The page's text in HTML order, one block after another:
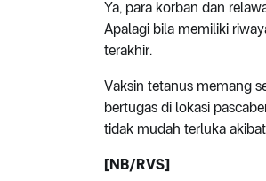
Ya, para korban dan
Apalagi bila memiliki
terakhir.
Vaksin tetanus memang
bertugas di lokasi
tidak mudah terluka
[NB/RVS]